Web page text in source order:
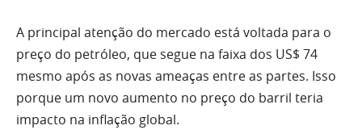
A principal atenção do mercado está voltada para o
preço do petróleo, que segue na faixa dos US$ 74
mesmo após as novas ameaças entre as partes. Isso
porque um novo aumento no preço do barril teria
impacto na inflação global.